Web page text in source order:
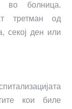
во болница.
третман од
секој ден или
кои биле